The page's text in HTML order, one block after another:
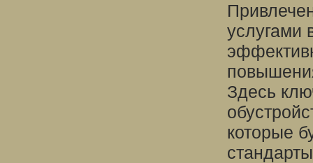
услугами
Здесь
которые